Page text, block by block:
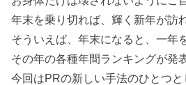
年末を乗り切れば、輝く新年が訪
そういえば、年末になると、一年
その年の各種年間ランキングが発
今回はPRの新しい手法のひとつ